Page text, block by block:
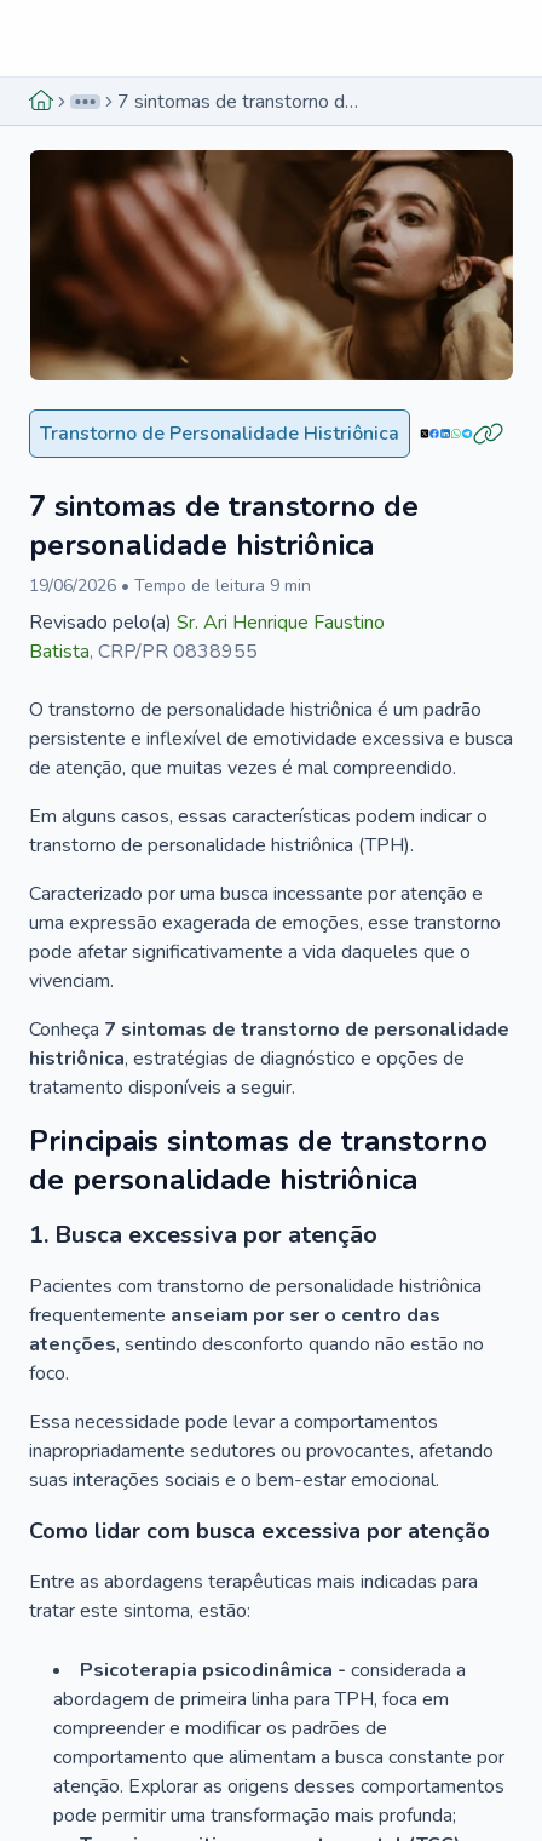
7 sintomas de transtorno de personalidade histriônica
Transtorno de Personalidade Histriônica
7 sintomas de transtorno de
personalidade histriônica
19/06/2026 • Tempo de leitura 9 min
Revisado pelo(a) Sr. Ari Henrique Faustino
Batista, CRP/PR 0838955
O transtorno de personalidade histriônica é um padrão
persistente e inflexível de emotividade excessiva e busca
de atenção, que muitas vezes é mal compreendido.
Em alguns casos, essas características podem indicar o
transtorno de personalidade histriônica (TPH).
Caracterizado por uma busca incessante por atenção e
uma expressão exagerada de emoções, esse transtorno
pode afetar significativamente a vida daqueles que o
vivenciam.
Conheça 7 sintomas de transtorno de personalidade
histriônica, estratégias de diagnóstico e opções de
tratamento disponíveis a seguir.
Principais sintomas de transtorno
de personalidade histriônica
1. Busca excessiva por atenção
Pacientes com transtorno de personalidade histriônica
frequentemente anseiam por ser o centro das
atenções, sentindo desconforto quando não estão no
foco.
Essa necessidade pode levar a comportamentos
inapropriadamente sedutores ou provocantes, afetando
suas interações sociais e o bem-estar emocional.
Como lidar com busca excessiva por atenção
Entre as abordagens terapêuticas mais indicadas para
tratar este sintoma, estão:
Psicoterapia psicodinâmica - considerada a
abordagem de primeira linha para TPH, foca em
compreender e modificar os padrões de
comportamento que alimentam a busca constante por
atenção. Explorar as origens desses comportamentos
pode permitir uma transformação mais profunda;